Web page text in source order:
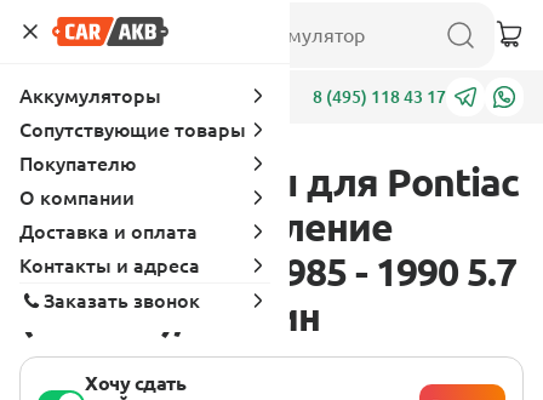
Адреса 8 (495) 118 43 17
Аккумуляторы для Pontiac
Firebird 3 поколение
[рестайлинг] 1985 - 1990 5.7
(213 л.с.), бензин
Хочу сдать
Аккумуляторы
Сопутствующие товары
Покупателю
О компании
Доставка и оплата
Контакты и адреса
Заказать звонок